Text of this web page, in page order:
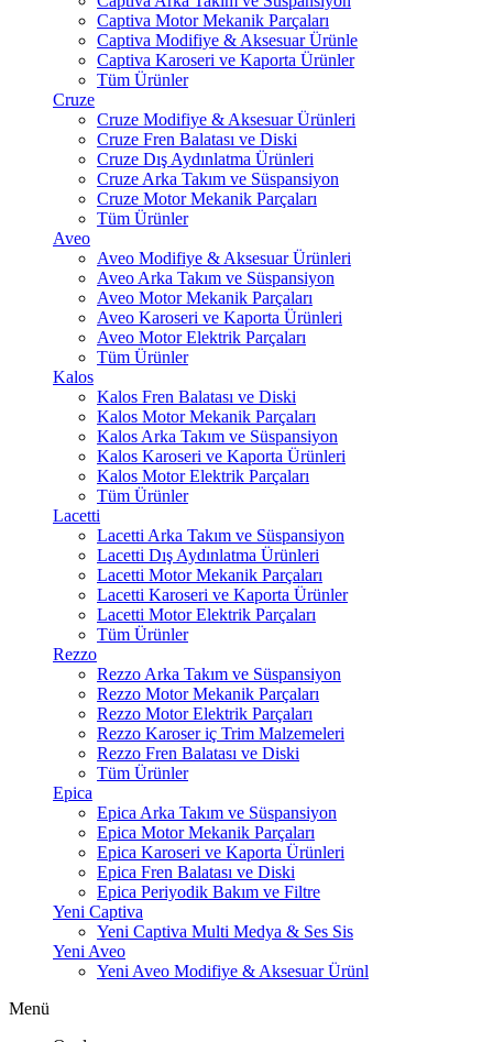
Captiva Motor Mekanik Parçaları
Captiva Modifiye & Aksesuar Ürünle
Captiva Karoseri ve Kaporta Ürünler
Tüm Ürünler
Cruze
Cruze Modifiye & Aksesuar Ürünleri
Cruze Fren Balatası ve Diski
Cruze Dış Aydınlatma Ürünleri
Cruze Arka Takım ve Süspansiyon
Cruze Motor Mekanik Parçaları
Tüm Ürünler
Aveo
Aveo Modifiye & Aksesuar Ürünleri
Aveo Arka Takım ve Süspansiyon
Aveo Motor Mekanik Parçaları
Aveo Karoseri ve Kaporta Ürünleri
Aveo Motor Elektrik Parçaları
Tüm Ürünler
Kalos
Kalos Fren Balatası ve Diski
Kalos Motor Mekanik Parçaları
Kalos Arka Takım ve Süspansiyon
Kalos Karoseri ve Kaporta Ürünleri
Kalos Motor Elektrik Parçaları
Tüm Ürünler
Lacetti
Lacetti Arka Takım ve Süspansiyon
Lacetti Dış Aydınlatma Ürünleri
Lacetti Motor Mekanik Parçaları
Lacetti Karoseri ve Kaporta Ürünler
Lacetti Motor Elektrik Parçaları
Tüm Ürünler
Rezzo
Rezzo Arka Takım ve Süspansiyon
Rezzo Motor Mekanik Parçaları
Rezzo Motor Elektrik Parçaları
Rezzo Karoser iç Trim Malzemeleri
Rezzo Fren Balatası ve Diski
Tüm Ürünler
Epica
Epica Arka Takım ve Süspansiyon
Epica Motor Mekanik Parçaları
Epica Karoseri ve Kaporta Ürünleri
Epica Fren Balatası ve Diski
Epica Periyodik Bakım ve Filtre
Yeni Captiva
Yeni Captiva Multi Medya & Ses Sis
Yeni Aveo
Yeni Aveo Modifiye & Aksesuar Ürünl
Menü